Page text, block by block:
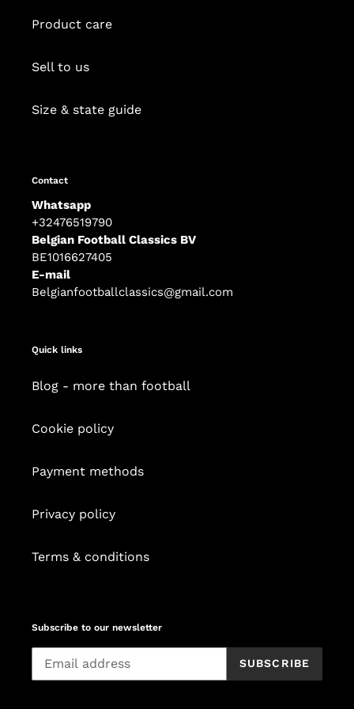
Product care
Sell to us
Size & state guide
Contact
Whatsapp
+32476519790
Belgian Football Classics BV
BE1016627405
E-mail
Belgianfootballclassics@gmail.com
Quick links
Blog - more than football
Cookie policy
Payment methods
Privacy policy
Terms & conditions
Subscribe to our newsletter
SUBSCRIBE